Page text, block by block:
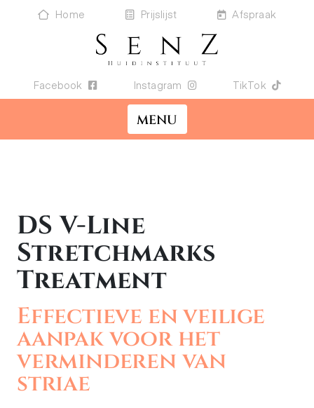
Home Prijslijst Afspraak
Facebook Instagram TikTok
MENU
DS V-Line
Stretchmarks
Treatment
Effectieve en veilige
aanpak voor het
verminderen van
striae